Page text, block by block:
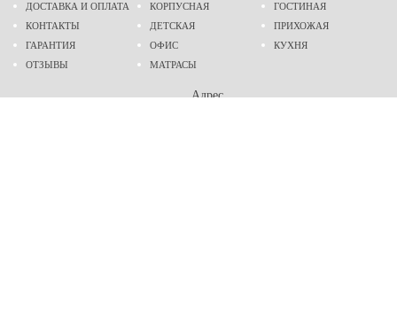
ДОСТАВКА И ОПЛАТА
КОНТАКТЫ
ГАРАНТИЯ
ОТЗЫВЫ
КОРПУСНАЯ
ДЕТСКАЯ
ОФИС
МАТРАСЫ
ГОСТИНАЯ
ПРИХОЖАЯ
КУХНЯ
Адрес